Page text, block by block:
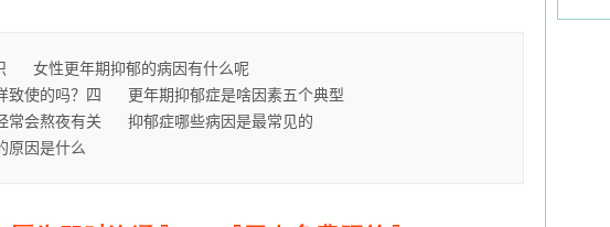
女性更年期抑郁的病因有什么呢
致使的吗？四
更年期抑郁症是啥因素五个典型
常会熬夜有关
抑郁症哪些病因是最常见的
原因是什么